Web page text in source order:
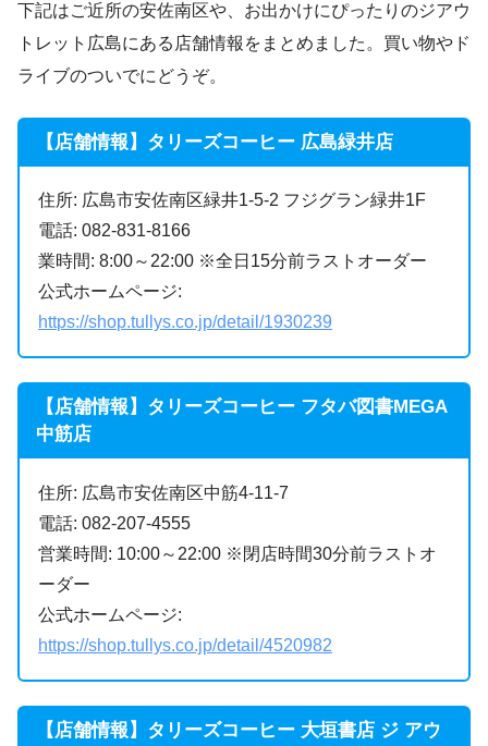
下記はご近所の安佐南区や、お出かけにぴったりのジアウ
トレット広島にある店舗情報をまとめました。買い物やド
ライブのついでにどうぞ。
【店舗情報】タリーズコーヒー 広島緑井店
住所: 広島市安佐南区緑井1-5-2 フジグラン緑井1F
電話: 082-831-8166
業時間: 8:00～22:00 ※全日15分前ラストオーダー
公式ホームページ:
https://shop.tullys.co.jp/detail/1930239
【店舗情報】タリーズコーヒー フタバ図書MEGA
中筋店
住所: 広島市安佐南区中筋4-11-7
電話: 082-207-4555
営業時間: 10:00～22:00 ※閉店時間30分前ラストオ
ーダー
公式ホームページ:
https://shop.tullys.co.jp/detail/4520982
【店舗情報】タリーズコーヒー 大垣書店 ジ アウ